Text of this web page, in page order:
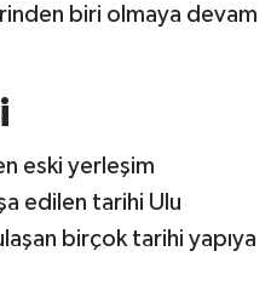
biri olmaya devam
eski yerleşim
edilen tarihi Ulu
birçok tarihi yapıya